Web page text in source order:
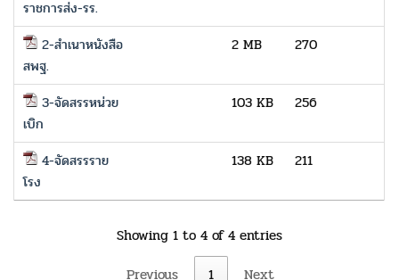
ราชการส่ง-รร.
2-สำเนาหนังสือ
สพฐ.
2 MB 270
3-จัดสรรหน่วย
เบิก
103 KB 256
4-จัดสรรราย
โรง
138 KB 211
Showing 1 to 4 of 4 entries
Previous
1 Next